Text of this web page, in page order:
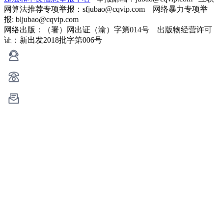
网算法推荐专项举报：sfjubao@cqvip.com 网络暴力专项举
报: bljubao@cqvip.com
网络出版：（署）网出证（渝）字第014号 出版物经营许可
证：新出发2018批字第006号